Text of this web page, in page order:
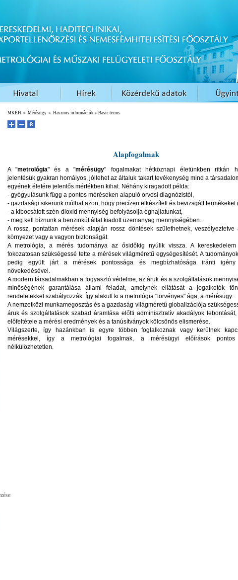
MKEH » Mérésügy » Hasznos információk» Basic terms
Alapfogalmak
A "metrológia" és a "mérésügy" fogalmakat hétköznapi életünkben ritkán
jelentésük gyakran homályos, jóllehet az általuk takart tevékenység mind a
egyének életére jelentős mértékben kihat. Néhány kiragadott példa:
- gyógyulásunk függ a pontos méréseken alapuló orvosi diagnózistól,
- gazdasági sikerünk múlhat azon, hogy precízen elkészített és bevizsgált termékeket
- a kibocsátott szén-dioxid mennyiség befolyásolja éghajlatunkat,
- meg kell bíznunk a benzinkút által kiadott üzemanyag mennyiségében.
A rossz, pontatlan mérések alapján rossz döntések születhetnek,
környezet vagy a vagyon biztonságát.
A metrológia, a mérés tudománya az ősidőkig nyúlik vissza. A kereskedelem
fokozatosan szükségessé tette a mérések világméretű egységesítését. A
pedig együtt járt a mérések pontossága és megbízhatósága iránti igény
növekedésével.
A modern társadalmakban a fogyasztó védelme, az áruk és a szolgáltatások
minőségének garantálása állami feladat, amelynek ellátását a jogalkotók
rendeletekkel szabályozzák. Így alakult ki a metrológia "törvényes" ága, a mérésügy.
A nemzetközi munkamegosztás és a gazdaság világméretű globalizációja
áruk és szolgáltatások szabad áramlása előtti adminisztratív akadályok
előfeltétele a mérési eredmények és a tanúsítványok kölcsönös elismerése.
Világszerte, így hazánkban is egyre többen foglalkoznak vagy kerülnek
mérésekkel, így a metrológiai fogalmak, a mérésügyi előírások pontos
nélkülözhetetlen.